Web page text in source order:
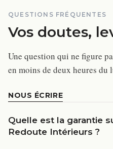
QUESTIONS FRÉQUENTES
Vos doutes,
Une question qui ne figure
en moins de deux heures du
NOUS ÉCRIRE
Quelle est la garantie
Redoute Intérieurs ?